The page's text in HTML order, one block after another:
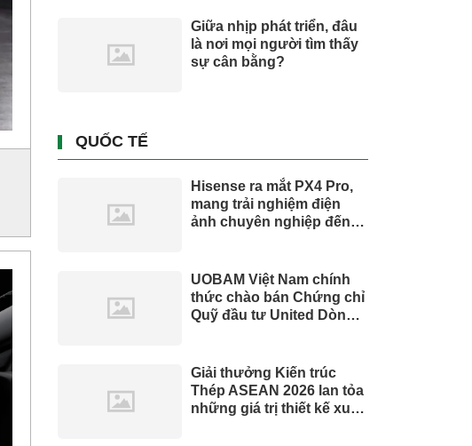
Giữa nhịp phát triển, đâu
là nơi mọi người tìm thấy
sự cân bằng?
QUỐC TẾ
Hisense ra mắt PX4 Pro,
mang trải nghiệm điện
ảnh chuyên nghiệp đến
UOBAM Việt Nam chính
thức chào bán Chứng chỉ
Quỹ đầu tư United Dòng
Giải thưởng Kiến trúc
Thép ASEAN 2026 lan tỏa
những giá trị thiết kế xuất